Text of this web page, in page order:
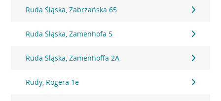
Ruda Śląska, Zabrzańska 65
Ruda Śląska, Zamenhofa 5
Ruda Śląska, Zamenhoffa 2A
Rudy, Rogera 1e